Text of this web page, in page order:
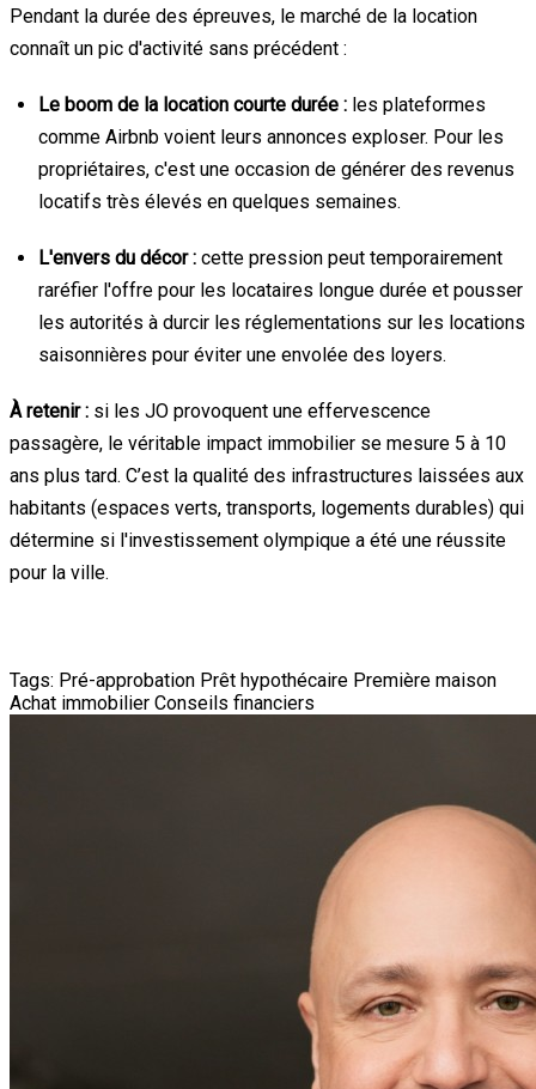
Pendant la durée des épreuves, le marché de la location
connaît un pic d'activité sans précédent :
Le boom de la location courte durée : les plateformes
comme Airbnb voient leurs annonces exploser. Pour les
propriétaires, c'est une occasion de générer des revenus
locatifs très élevés en quelques semaines.
L'envers du décor : cette pression peut temporairement
raréfier l'offre pour les locataires longue durée et pousser
les autorités à durcir les réglementations sur les locations
saisonnières pour éviter une envolée des loyers.
À retenir : si les JO provoquent une effervescence
passagère, le véritable impact immobilier se mesure 5 à 10
ans plus tard. C’est la qualité des infrastructures laissées aux
habitants (espaces verts, transports, logements durables) qui
détermine si l'investissement olympique a été une réussite
pour la ville.
Tags: Pré-approbation Prêt hypothécaire Première maison
Achat immobilier Conseils financiers